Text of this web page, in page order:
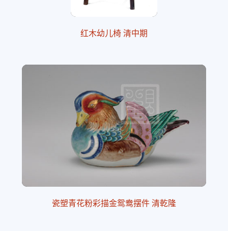
红木幼儿椅 清中期
瓷塑青花粉彩描金鸳鸯摆件 清乾隆